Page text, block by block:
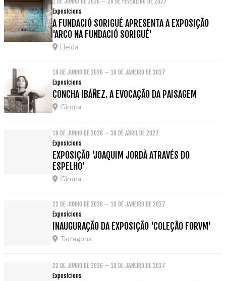
Exposicions
A FUNDACIÓ SORIGUÉ APRESENTA A EXPOSIÇÃO
'ARCO NA FUNDACIÓ SORIGUÉ'
Lleida
18 DE JUNHO DE 2026 – 10 DE JANEIRO DE 2027
Exposicions
CONCHA IBÁÑEZ. A EVOCAÇÃO DA PAISAGEM
Girona
18 DE JUNHO DE 2026 – 30 DE ABRIL DE 2027
Exposicions
EXPOSIÇÃO 'JOAQUIM JORDÀ ATRAVÉS DO
ESPELHO'
Girona
22 DE JUNHO DE 2026 – 10 DE JANEIRO DE 2027
Exposicions
INAUGURAÇÃO DA EXPOSIÇÃO 'COLEÇÃO FORVM'
Tarragona
22 DE JUNHO DE 2026 – 10 DE JANEIRO DE 2027
Exposicions